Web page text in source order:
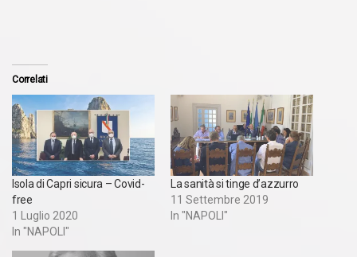
Correlati
Isola di Capri sicura – Covid-
free
1 Luglio 2020
In "NAPOLI"
La sanità si tinge d’azzurro
11 Settembre 2019
In "NAPOLI"